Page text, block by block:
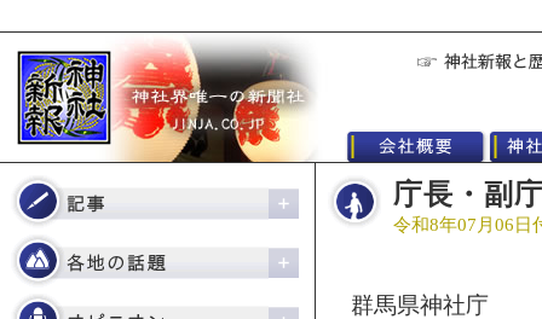
庁長・副
令和8年07月06日
群馬県神社庁